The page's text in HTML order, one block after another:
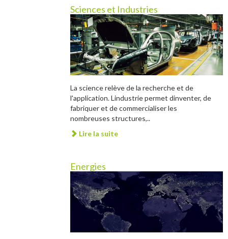
Sciences et Industries
La science relève de la recherche et de
l'application. Lindustrie permet dinventer, de
fabriquer et de commercialiser les
nombreuses structures,..
Lire la suite
Energies